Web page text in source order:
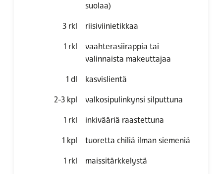
suolaa)
3 rkl riisiviinietikkaa
1 rkl
vaahterasiirappia tai
valinnaista makeuttajaa
1 dl kasvislientä
2-3 kpl valkosipulinkynsi silputtuna
1 rkl inkivääriä raastettuna
1 kpl tuoretta chiliä ilman siemeniä
1 rkl maissitärkkelystä